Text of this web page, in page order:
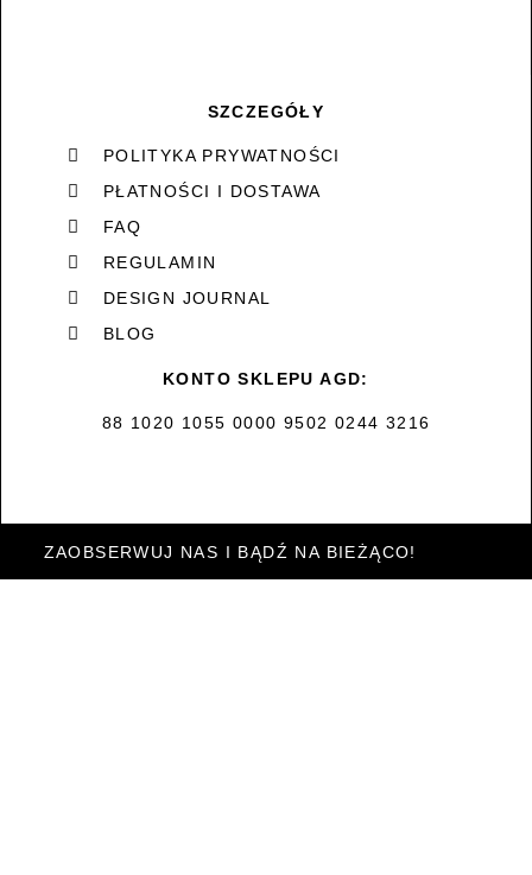
SZCZEGÓŁY
POLITYKA PRYWATNOŚCI
PŁATNOŚCI I DOSTAWA
FAQ
REGULAMIN
DESIGN JOURNAL
BLOG
KONTO SKLEPU AGD:
88 1020 1055 0000 9502 0244 3216
ZAOBSERWUJ NAS I BĄDŹ NA BIEŻĄCO!